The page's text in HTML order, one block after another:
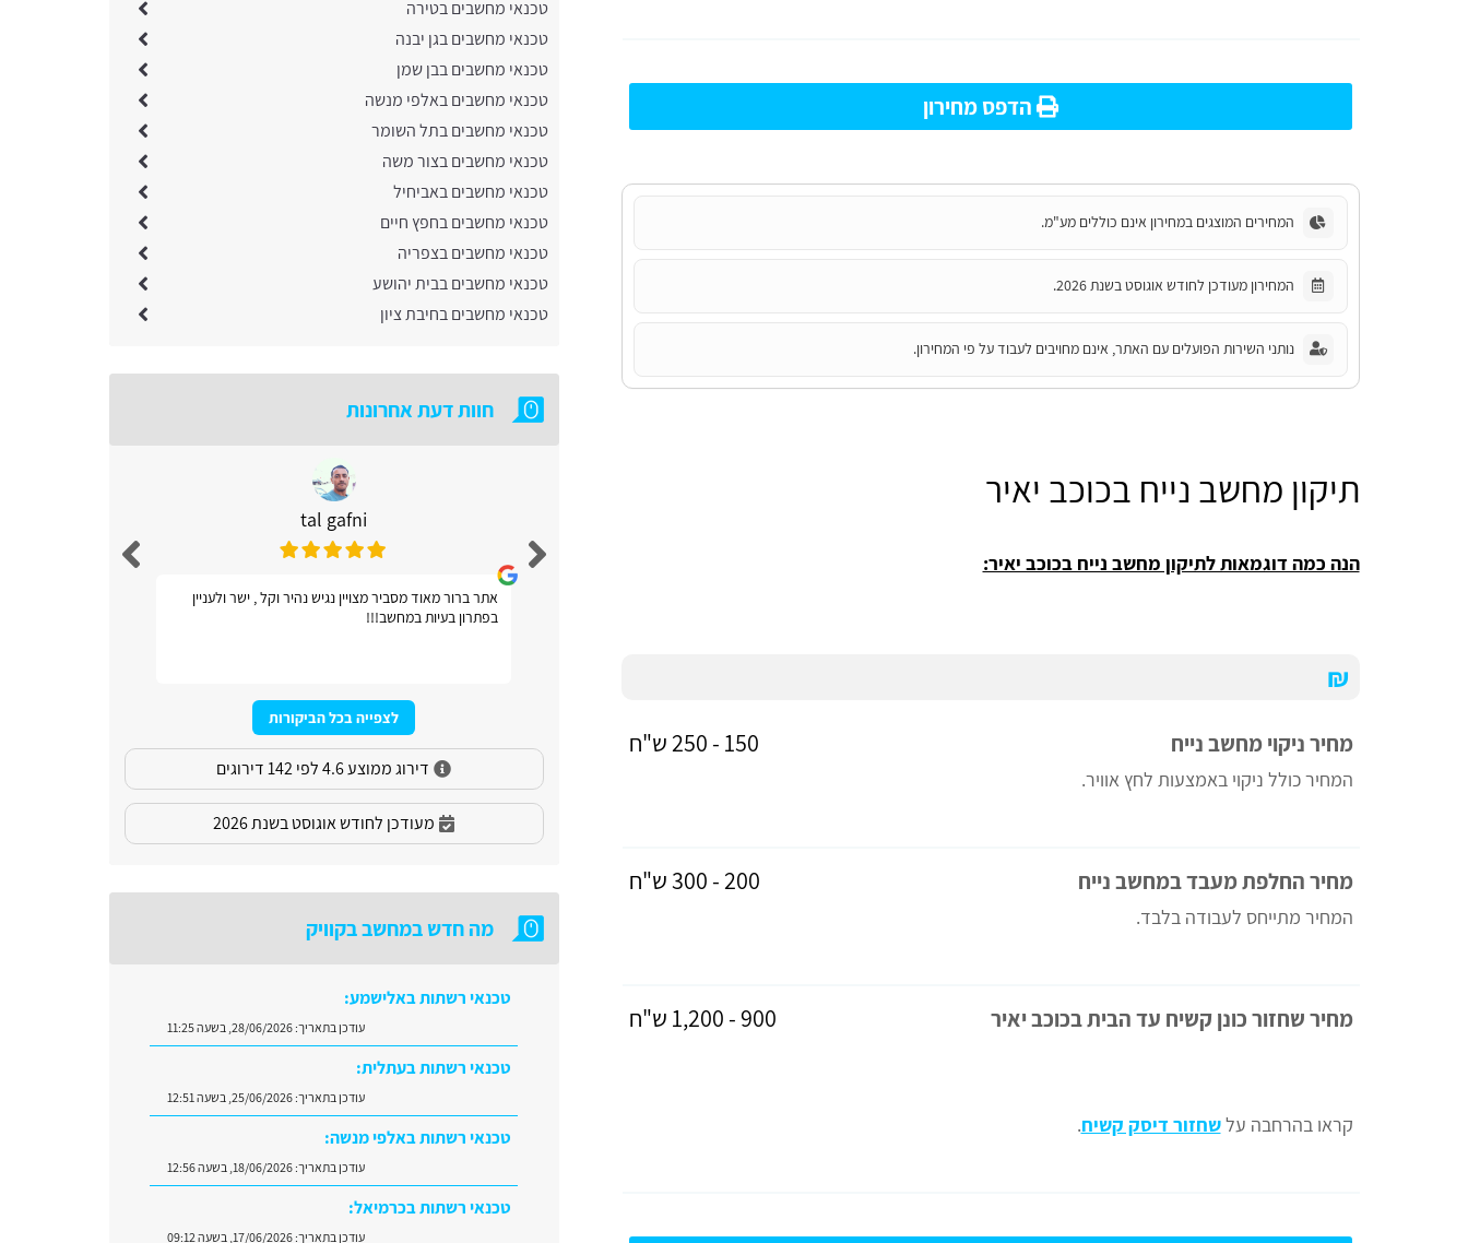
הדפס מחירון
המחירים המוצגים במחירון אינם כוללים מע"מ.
המחירון מעודכן לחודש אוגוסט בשנת 2026.
נותני השירות הפועלים עם האתר, אינם מחויבים לעבוד על פי המחירון.
תיקון מחשב נייח בכוכב יאיר
הנה כמה דוגמאות לתיקון מחשב נייח בכוכב יאיר:
₪
מחיר ניקוי מחשב נייח
המחיר כולל ניקוי באמצעות לחץ אוויר.
150 - 250 ש"ח
מחיר החלפת מעבד במחשב נייח
המחיר מתייחס לעבודה בלבד.
200 - 300 ש"ח
מחיר שחזור כונן קשיח עד הבית בכוכב יאיר
קראו בהרחבה עלשחזור דיסק קשיח.
900 - 1,200 ש"ח
טכנאי מחשבים בטירה
טכנאי מחשבים בגן יבנה
טכנאי מחשבים בבן שמן
טכנאי מחשבים באלפי מנשה
טכנאי מחשבים בתל השומר
טכנאי מחשבים בצור משה
טכנאי מחשבים באביחיל
טכנאי מחשבים בחפץ חיים
טכנאי מחשבים בצפריה
טכנאי מחשבים בבית יהושע
טכנאי מחשבים בחיבת ציון
חוות דעת אחרונות
tal gafni
אתר ברור מאוד מסביר מצויין נגיש נהיר וקל , ישר ולעניין
בפתרון בעיות במחשב!!!
לצפייה בכל הביקורות
דירוג ממוצע 4.6 לפי 142 דירוגים
מעודכן לחודש אוגוסט בשנת 2026
מה חדש במחשב בקוויק
טכנאי רשתות באלישמע:
עודכן בתאריך:28/06/2026, בשעה 11:25
טכנאי רשתות בעתלית:
עודכן בתאריך:25/06/2026, בשעה 12:51
טכנאי רשתות באלפי מנשה:
עודכן בתאריך:18/06/2026, בשעה 12:56
טכנאי רשתות בכרמיאל:
עודכן בתאריך:17/06/2026, בשעה 09:12